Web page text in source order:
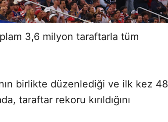
3,6 milyon taraftarla tüm
birlikte düzenlediği ve ilk kez 48
taraftar rekoru kırıldığını